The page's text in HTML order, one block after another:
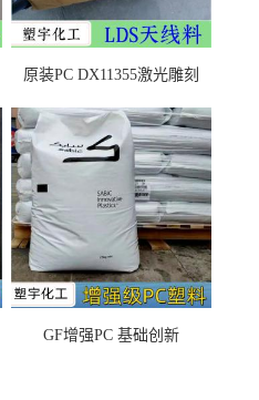
原装PC DX11355激光雕刻
GF增强PC 基础创新